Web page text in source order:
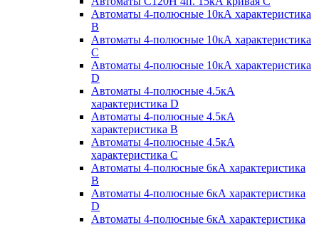
Автоматы 4-полюсные 10кА характеристика
B
Автоматы 4-полюсные 10кА характеристика
C
Автоматы 4-полюсные 10кА характеристика
D
Автоматы 4-полюсные 4.5кА
характеристика D
Автоматы 4-полюсные 4.5кА
характеристика В
Автоматы 4-полюсные 4.5кА
характеристика С
Автоматы 4-полюсные 6кА характеристика
B
Автоматы 4-полюсные 6кА характеристика
D
Автоматы 4-полюсные 6кА характеристика